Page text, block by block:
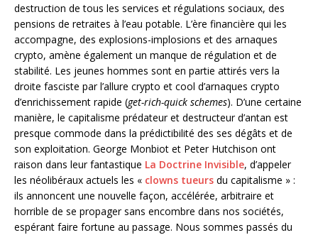
destruction de tous les services et régulations sociaux, des
pensions de retraites à l’eau potable. L’ère financière qui les
accompagne, des explosions-implosions et des arnaques
crypto, amène également un manque de régulation et de
stabilité. Les jeunes hommes sont en partie attirés vers la
droite fasciste par l’allure crypto et cool d’arnaques crypto
d’enrichissement rapide (get-rich-quick schemes). D’une certaine
manière, le capitalisme prédateur et destructeur d’antan est
presque commode dans la prédictibilité des ses dégâts et de
son exploitation. George Monbiot et Peter Hutchison ont
raison dans leur fantastique La Doctrine Invisible, d’appeler
les néolibéraux actuels les « clowns tueurs du capitalisme » :
ils annoncent une nouvelle façon, accélérée, arbitraire et
horrible de se propager sans encombre dans nos sociétés,
espérant faire fortune au passage. Nous sommes passés du